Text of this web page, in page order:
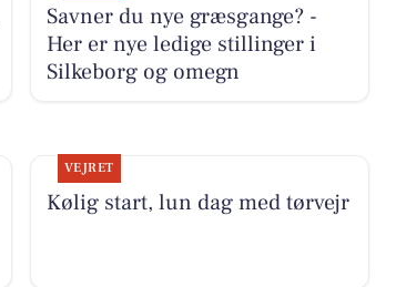
Savner du nye græsgange? -
Her er nye ledige stillinger i
Silkeborg og omegn
VEJRET
Kølig start, lun dag med tørvejr